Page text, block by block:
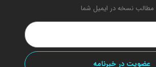
مطالب نسخه در ایمیل شما